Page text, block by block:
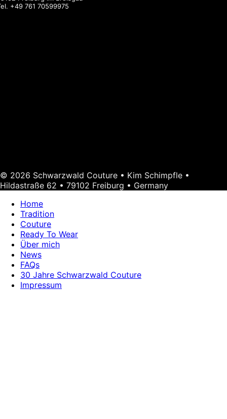
+49 761 70599975
© 2026 Schwarzwald Couture • Kim Schimpfle •
Hildastraße 62 • 79102 Freiburg • Germany
Home
Tradition
Couture
Ready To Wear
Über mich
News
FAQs
30 Jahre Schwarzwald Couture
Impressum